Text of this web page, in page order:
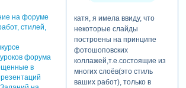
катя, я имела ввиду, что
некоторые слайды
построены на принципе
фотошоповских
коллажей,т.е.состоящие из
многих слоёв(это стиль
ваших работ), только в